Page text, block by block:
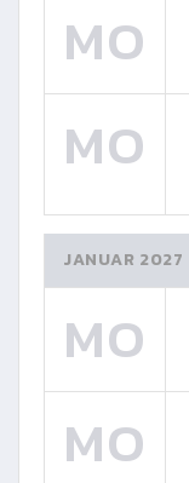
MO
MO
JANUAR 2027
MO
MO